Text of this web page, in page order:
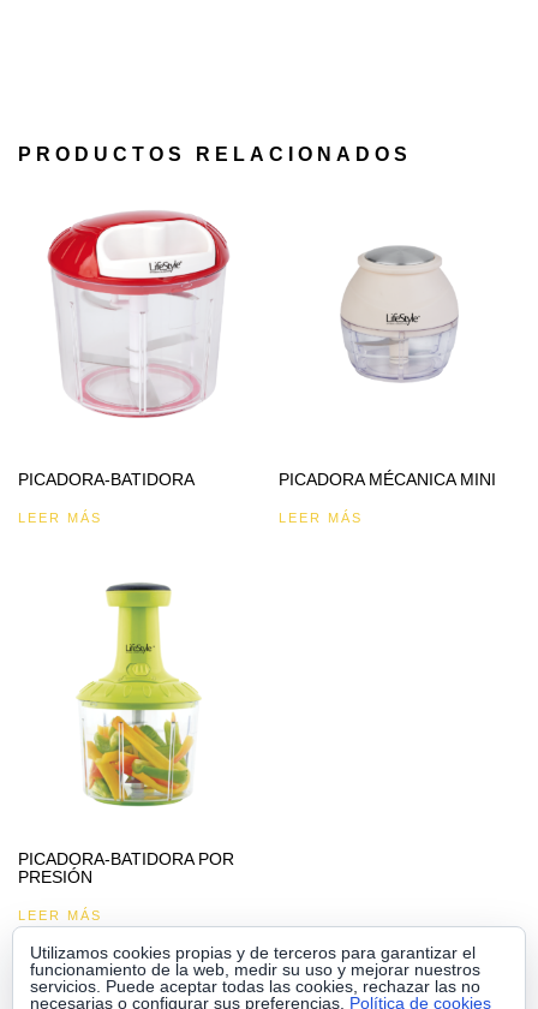
PRODUCTOS RELACIONADOS
PICADORA-BATIDORA
LEER MÁS
PICADORA MÉCANICA MINI
LEER MÁS
PICADORA-BATIDORA POR
PRESIÓN
LEER MÁS
Utilizamos cookies propias y de terceros para garantizar el
funcionamiento de la web, medir su uso y mejorar nuestros
servicios. Puede aceptar todas las cookies, rechazar las no
necesarias o configurar sus preferencias. Política de cookies